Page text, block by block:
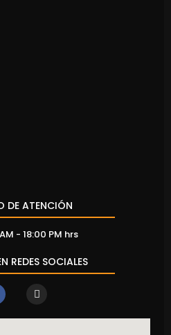
DE ATENCIÓN
- 18:00 PM hrs
REDES SOCIALES